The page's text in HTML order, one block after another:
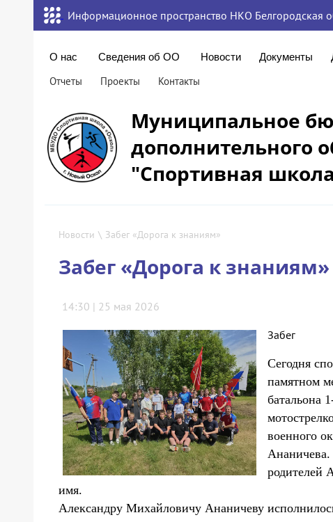
Информационное пространство НКО Белгородская
О нас Сведения об ОО Новости Документы
Отчеты Проекты Контакты
Муниципальное
дополнительного
"Спортивная
Новости \ Забег «Дорога к знаниям»
Забег «Дорога к знаниям»
14:30 | 25 мая 2026
Забег
Сегодня
памятном
батальона
военного
Ананичева.
родителей
имя.
Александру Михайловичу Ананичеву